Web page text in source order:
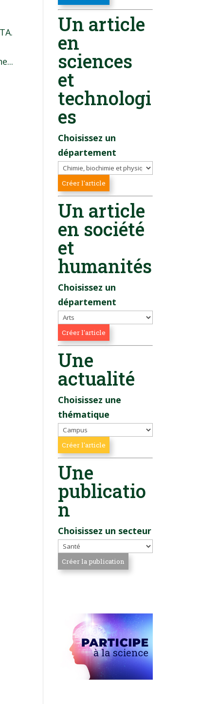
Un article
en
sciences
et
technologi
es
Choisissez un
département
Un article
en société
et
humanités
Choisissez un
département
Une
actualité
Choisissez une
thématique
Une
publicatio
n
Choisissez un secteur